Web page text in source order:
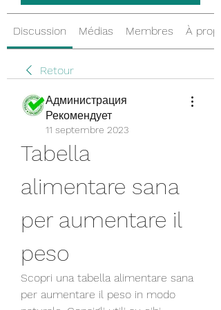
Discussion Médias Membres À
Retour
Администрация
Рекомендует
11 septembre 2023
Tabella
alimentare sana
per aumentare il
peso
Scopri una tabella alimentare sana
per aumentare il peso in modo